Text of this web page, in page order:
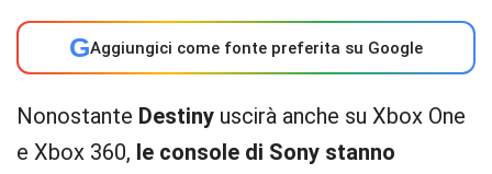
GAggiungici come fonte preferita su Google
Nonostante Destiny uscirà anche su Xbox One
e Xbox 360, le console di Sony stanno